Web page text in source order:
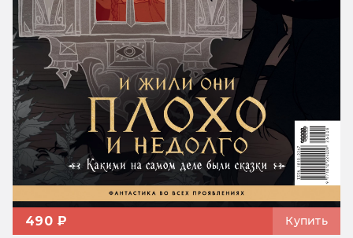
490 ₽ Купить